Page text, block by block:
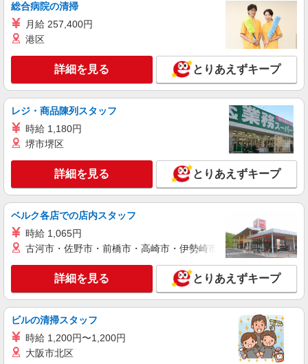
キープ 詳細を見る
ライフ勝どきミッド店（店舗コード667）
NEW
時給1,300円以上 日曜祝日 時給1,400円以上 17
時以降 時給1,400円以上
ライフ勝どきミッド店 東京都中央区勝どき4-6-
キープ 詳細を見る
ライフ勝どきミッド店（店舗コード667）
NEW
時給1,250円以上 日曜祝日 時給1,350円以上 17
時以降 時給1,350円以上 20時以降 時給1,450円以
上
ライフ勝どきミッド店 東京都中央区勝どき4-6-
キープ 詳細を見る
アルバイト NEW
総合病院の清掃
月給 257,400円
港区
詳細を見る とりあえずキープ
レジ・商品陳列スタッフ
時給 1,180円
堺市堺区
詳細を見る とりあえずキープ
ベルク各店での店内スタッフ
時給 1,065円
古河市・佐野市・前橋市・高崎市・伊勢崎市・太田市・館林市
詳細を見る とりあえずキープ
ビルの清掃スタッフ
時給 1,200円〜1,200円
大阪市北区